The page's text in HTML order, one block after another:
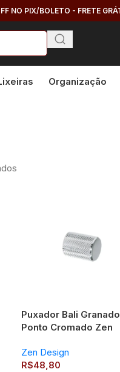
NO PIX/BOLETO - FRETE
Organização
Puxador Bali Granado
Ponto Cromado Zen
Zen Design
R$48,80